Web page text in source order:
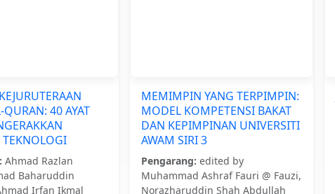
40 AYAT
TEKNOLOGI
Ahmad Razlan
Baharuddin
Irfan Ikmal
MEMIMPIN YANG TERPIMPIN:
MODEL KOMPETENSI BAKAT
DAN KEPIMPINAN UNIVERSITI
AWAM SIRI 3
Pengarang: edited by
Muhammad Ashraf Fauri @ Fauzi,
Norazharuddin Shah Abdullah